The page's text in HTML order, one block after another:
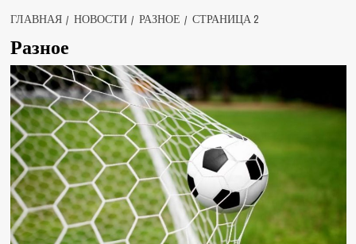
ГЛАВНАЯ НОВОСТИ РАЗНОЕ СТРАНИЦА 2
Разное